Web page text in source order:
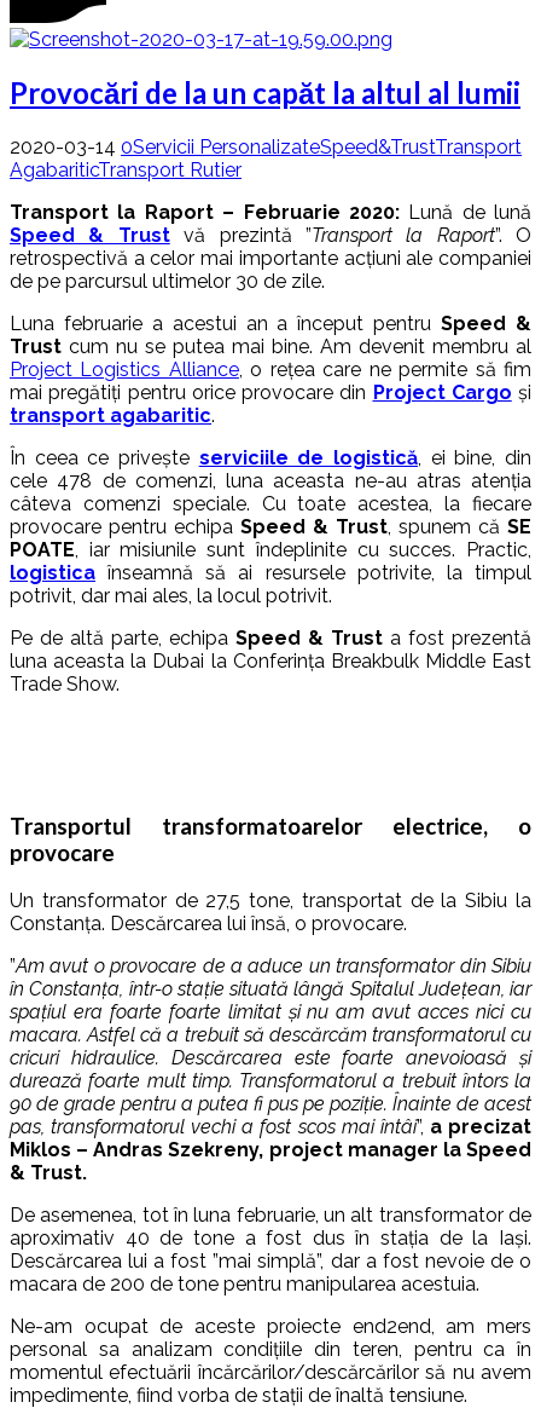
Provocări de la un capăt la altul al lumii
2020-03-14 0Servicii PersonalizateSpeed&TrustTransport
AgabariticTransport Rutier
Transport la Raport – Februarie 2020:Lună de lună
Speed & Trustvă prezintă ”Transport la Raport”. O
retrospectivă a celor mai importante acțiuni ale companiei
de pe parcursul ultimelor 30 de zile.
Luna februarie a acestui an a început pentruSpeed &
Trust cum nu se putea mai bine. Am devenit membru al
Project Logistics Alliance, o rețea care ne permite să fim
mai pregătiți pentru orice provocare din Project Cargo și
transport agabaritic.
În ceea ce privește serviciile de logistică, ei bine, din
cele 478 de comenzi, luna aceasta ne-au atras atenția
câteva comenzi speciale. Cu toate acestea, la fiecare
provocare pentru echipa Speed & Trust, spunem că SE
POATE, iar misiunile sunt îndeplinite cu succes. Practic,
logistica înseamnă să ai resursele potrivite, la timpul
potrivit, dar mai ales, la locul potrivit.
Pe de altă parte, echipa Speed & Trust a fost prezentă
luna aceasta la Dubai la Conferința Breakbulk Middle East
Trade Show.
Transportul transformatoarelor electrice, o
provocare
Un transformator de 27,5 tone, transportat de la Sibiu la
Constanța. Descărcarea lui însă, o provocare.
”Am avut o provocare de a aduce un transformator din Sibiu
în Constanța, într-o stație situată lângă Spitalul Județean, iar
spațiul era foarte foarte limitat și nu am avut acces nici cu
macara. Astfel că a trebuit să descărcăm transformatorul cu
cricuri hidraulice. Descărcarea este foarte anevoioasă și
durează foarte mult timp. Transformatorul a trebuit întors la
90 de grade pentru a putea fi pus pe poziție. Înainte de acest
pas, transformatorul vechi a fost scos mai întâi”, a precizat
Miklos – Andras Szekreny, project manager la Speed
& Trust.
De asemenea, tot în luna februarie, un alt transformator de
aproximativ 40 de tone a fost dus în stația de la Iași.
Descărcarea lui a fost ”mai simplă”, dar a fost nevoie de o
macara de 200 de tone pentru manipularea acestuia.
Ne-am ocupat de aceste proiecte end2end, am mers
personal sa analizam condițiile din teren, pentru ca în
momentul efectuării încărcărilor/descărcărilor să nu avem
impedimente, fiind vorba de stații de înaltă tensiune.